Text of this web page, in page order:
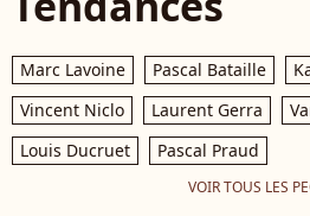
Marc Lavoine Pascal Bataille
Vincent Niclo
Laurent Gerra
Louis Ducruet
Pascal Praud
VOIR TOUS LES